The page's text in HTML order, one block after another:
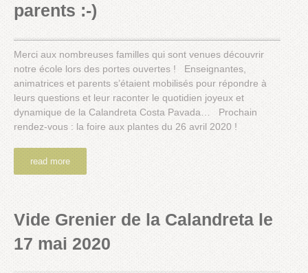
parents :-)
Merci aux nombreuses familles qui sont venues découvrir
notre école lors des portes ouvertes ! Enseignantes,
animatrices et parents s’étaient mobilisés pour répondre à
leurs questions et leur raconter le quotidien joyeux et
dynamique de la Calandreta Costa Pavada… Prochain
rendez-vous : la foire aux plantes du 26 avril 2020 !
read more
Vide Grenier de la Calandreta le
17 mai 2020